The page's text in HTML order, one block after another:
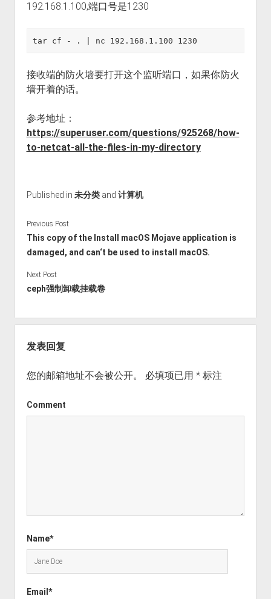
192.168.1.100,端口号是1230
tar cf - . | nc 192.168.1.100 1230
接收端的防火墙要打开这个监听端口，如果你防火
墙开着的话。
参考地址：
https://superuser.com/questions/925268/how-
to-netcat-all-the-files-in-my-directory
Published in 未分类and 计算机
Previous Post
This copy of the Install macOS Mojave application is
damaged, and can‘t be used to install macOS.
Next Post
ceph强制卸载挂载卷
发表回复
您的邮箱地址不会被公开。 必填项已用 *标注
Comment
Name*
Email*